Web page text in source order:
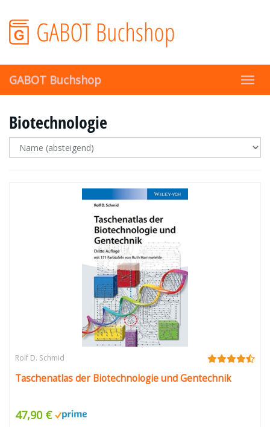
main
content
GABOT Buchshop
Biotechnologie
Rolf D. Schmid
Taschenatlas der Biotechnologie und Gentechnik
47,90 €